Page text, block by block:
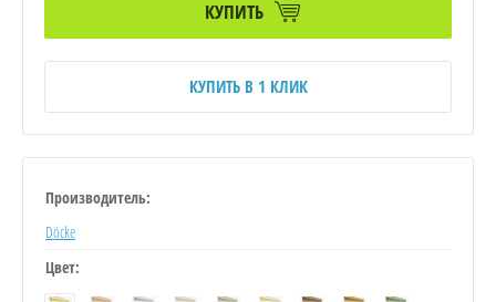
КУПИТЬ
КУПИТЬ В 1 КЛИК
Производитель:
Döcke
Цвет: